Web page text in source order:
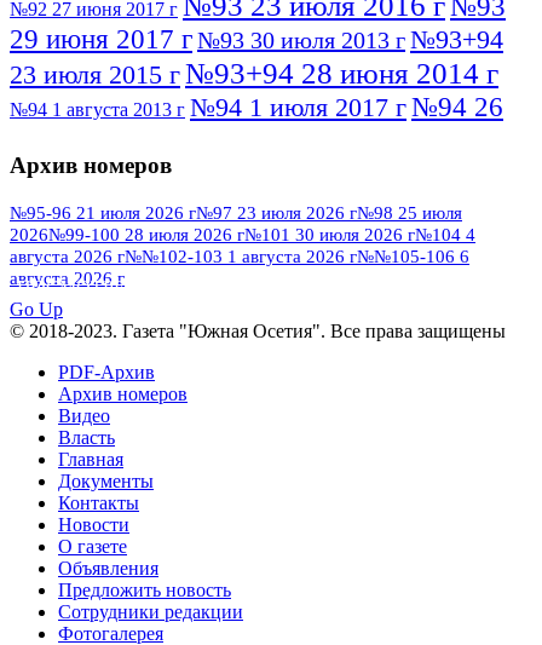
№92 27 июня 2017 г
№93
29 июня 2017 г№93 30 июля 2013 г№93+94
23 июля 2015 г№93+94 28 июня 2014 г
№94 1 августа 2013 г №94 1 июля 2017 г№94 26
№95 7 августа 2012 г
№95 28 июля 2016 г№95+96 3 августа
2013 г№96 6 июля 2017 г№96 9 августа
2012 г №96 28 июля 2015 г
№96+97 30 июля 2016 г
№97 11 августа 2012 г
№97 30 июля 2015 г
№98 2 августа 2016 г
августа 2013 г
№98+99 11 июля 2017 г
августа 2016 г
августа 2012 г
Архив номеров
№95-96 21 июля 2026 г№97 23 июля 2026 г№98 25 июля
2026№99-100 28 июля 2026 г№101 30 июля 2026 г№104 4
августа 2026 г№№102-103 1 августа 2026 г№№105-106 6
августа 2026 г
ПОСМОТРЕТЬ ВСЕ
Go Up
© 2018-2023. Газета "Южная Осетия". Все права защищены
PDF-Архив
Архив номеров
Видео
Власть
Главная
Документы
Контакты
Новости
О газете
Объявления
Предложить новость
Сотрудники редакции
Фотогалерея